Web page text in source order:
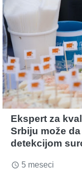
Ekspert za
Srbiju može
detekcijom
access_time 5 meseci